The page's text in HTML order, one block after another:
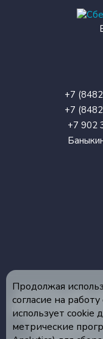
+7
+7
+7 902
© 2026 Все права
диагностический
июля 2015
КОНСУЛЬТАЦИЯ
Администрация
внимание на
Продолжая
согласие на
использует cookie
метрические